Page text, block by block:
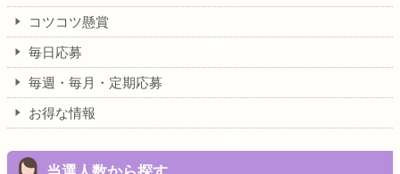
コツコツ懸賞
毎日応募
毎週・毎月・定期応募
お得な情報